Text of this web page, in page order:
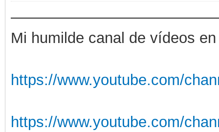
Mi humilde canal de vídeos
https://www.youtube.com/
https://www.youtube.com/